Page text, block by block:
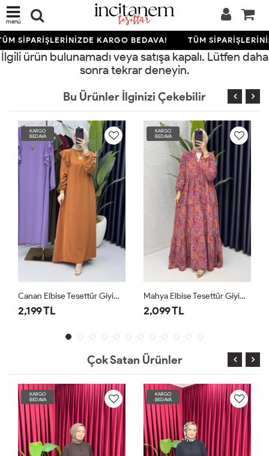
menü
SİPARİŞLERİNİZDE KARGO BEDAVA! TÜM
İlgili ürün bulunamadı veya satışa kapalı. Lütfen daha
sonra tekrar deneyin.
Bu Ürünler İlginizi Çekebilir
KARGO
BEDAVA
Canan Elbise Tesettür Giyim Kiremit
2,199 TL
KARGO
BEDAVA
Mahya Elbise Tesettür Giyim Bordo
2,099 TL
Çok Satan Ürünler
KARGO
BEDAVA
KARGO
BEDAVA